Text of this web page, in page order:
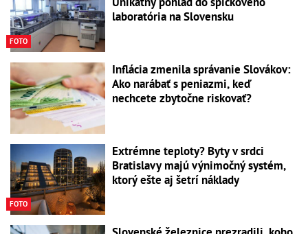
FOTO
laboratória na Slovensku
Inflácia zmenila správanie Slovákov:
Ako narábať s peniazmi, keď
nechcete zbytočne riskovať?
FOTO
Extrémne teploty? Byty v srdci
Bratislavy majú výnimočný systém,
ktorý ešte aj šetrí náklady